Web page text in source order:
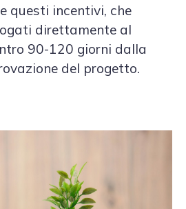
questi incentivi, che
direttamente al
90-120 giorni dalla
del progetto.